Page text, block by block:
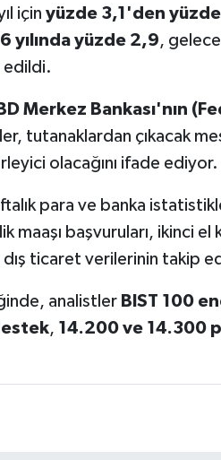
için yüzde 3,1'den
yılında yüzde 2,9,
edildi.
Merkez Bankası'nın
tutanaklardan çıkacak
olacağını ifade ediyor.
para ve banka
maaşı başvuruları, ikinci el
dış ticaret verilerinin takip
analistler BIST 100
, 14.200 ve 14.300